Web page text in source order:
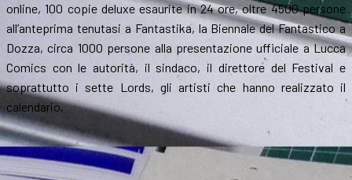
online, 100 copie deluxe esaurite in 24 ore, oltre 4500 persone
all’anteprima tenutasi a Fantastika, la Biennale del Fantastico a
Dozza, circa 1000 persone alla presentazione ufficiale a Lucca
Comics con le autorità, il sindaco, il direttore del Festival e
soprattutto i sette Lords, gli artisti che hanno realizzato il
calendario,